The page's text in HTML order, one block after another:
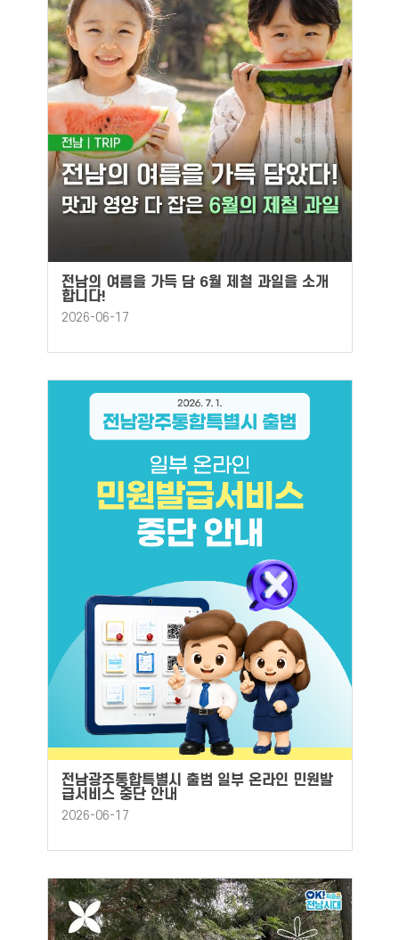
전남의 여름을 가득 담 6월 제철 과일을 소개
합니다!
2026-06-17
전남광주통합특별시 출범 일부 온라인 민원발
급서비스 중단 안내
2026-06-17